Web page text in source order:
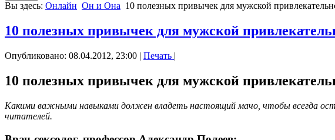
Вы здесь: Онлайн Он и Она 10 полезных привычек для мужской
10 полезных привычек для мужской
Опубликовано: 08.04.2012, 23:00 | Печать |
10 полезных привычек для мужской
Какими важными навыками должен владеть настоящий мачо, чтобы всегда
читателей.